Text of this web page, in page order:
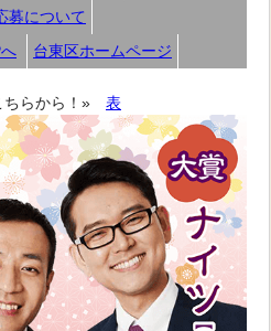
募について
台東区ホームページ
ちらから！» 表